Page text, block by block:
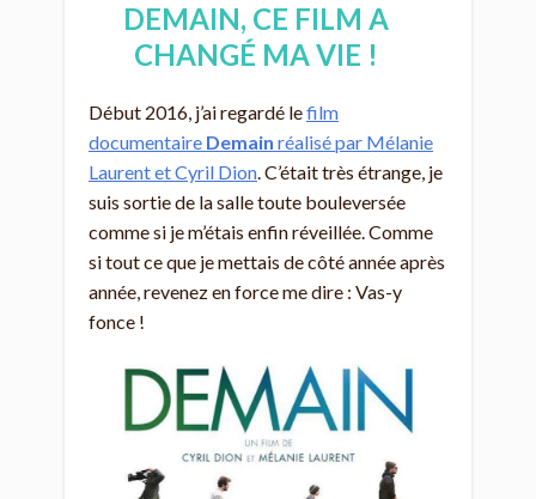
DEMAIN, CE FILM A
CHANGÉ MA VIE !
Début 2016, j’ai regardé lefilm
documentaire Demain réalisé par Mélanie
Laurent et Cyril Dion. C’était très étrange, je
suis sortie de la salle toute bouleversée
comme si je m’étais enfin réveillée. Comme
si tout ce que je mettais de côté année après
année, revenez en force me dire : Vas-y
fonce !